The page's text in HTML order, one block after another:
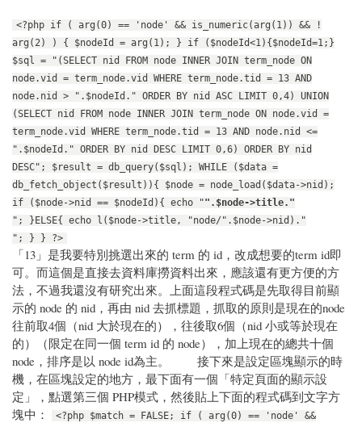
<?php if ( arg(0) == 'node' && is_numeric(arg(1)) && !
arg(2) ) { $nodeId = arg(1); } if ($nodeId<1){$nodeId=1;}
$sql = "(SELECT nid FROM node INNER JOIN term_node ON
node.vid = term_node.vid WHERE term_node.tid = 13 AND
node.nid > ".$nodeId." ORDER BY nid ASC LIMIT 0,4) UNION
(SELECT nid FROM node INNER JOIN term_node ON node.vid =
term_node.vid WHERE term_node.tid = 13 AND node.nid <=
".$nodeId." ORDER BY nid DESC LIMIT 0,6) ORDER BY nid
DESC"; $result = db_query($sql); WHILE ($data =
db_fetch_object($result)){ $node = node_load($data->nid);
if ($node->nid == $nodeId){ echo "".$node->title."
"; }ELSE{ echo l($node->title, "node/".$node->nid)."
"; } } ?>
「13」是我要特別挑選出來的 term 的 id，改成想要的term id即
可。而這個是直接去資料庫撈資料出來，應該還有更方便的方
法，不過我還沒有研究出來。上面這段程式碼是先取得目前顯
示的 node 的 nid，再由 nid 去抓標題，抓取的原則是現在的node
往前取4個（nid 大於現在的），往後取6個（nid 小或等於現在
的）（限定在同一個 term id 的 node），加上現在的總共十個
node，排序是以 node id為主。 接下來是設定區塊顯示的時
機，在區塊設定的地方，最下面有一個「特定頁面的顯示設
定」，點選第三個 PHP模式，然後貼上下面的程式碼到文字方
塊中：
<?php $match = FALSE; if ( arg(0) == 'node' &&